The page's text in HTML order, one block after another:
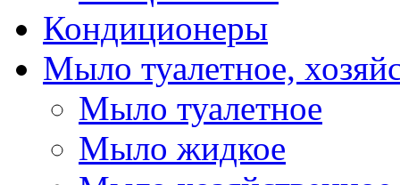
Кондиционеры
Мыло туалетное,
Мыло туалетное
Мыло жидкое